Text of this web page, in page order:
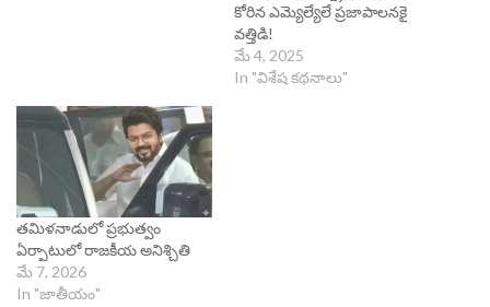
కోరిన ఎమ్యెల్యేలే ప్రజాపాలనకై
వత్తిడి!
మే 4, 2025
In "విశేష కథనాలు"
తమిళనాడులో ప్రభుత్వం
ఏర్పాటులో రాజకీయ అనిశ్చితి
మే 7, 2026
In "జాతీయం"